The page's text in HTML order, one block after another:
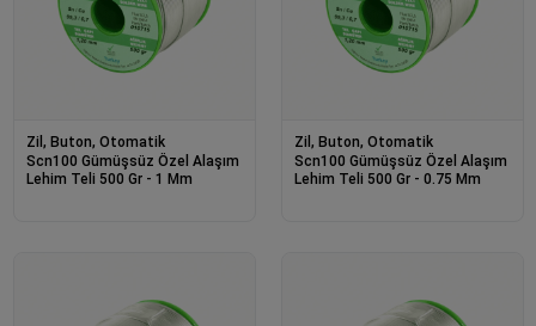
Zil, Buton, Otomatik
Scn100 Gümüşsüz Özel Alaşım
Lehim Teli 500 Gr - 1 Mm
Zil, Buton, Otomatik
Scn100 Gümüşsüz Özel Alaşım
Lehim Teli 500 Gr - 0.75 Mm